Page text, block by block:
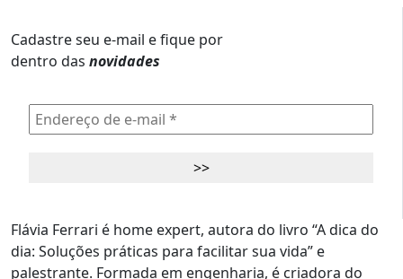
Cadastre seu e-mail e fique por
dentro das novidades
Flávia Ferrari é home expert, autora do livro “A dica do
dia: Soluções práticas para facilitar sua vida” e
palestrante. Formada em engenharia, é criadora do